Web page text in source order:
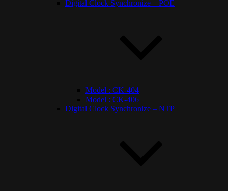
Digital Clock Synchronize – POE
Model : CK-404
Model : CK-406
Digital Clock Synchronize – NTP